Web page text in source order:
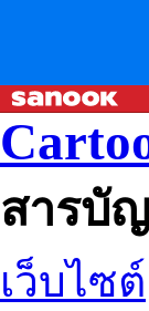
สารบั
เว็บไซต์